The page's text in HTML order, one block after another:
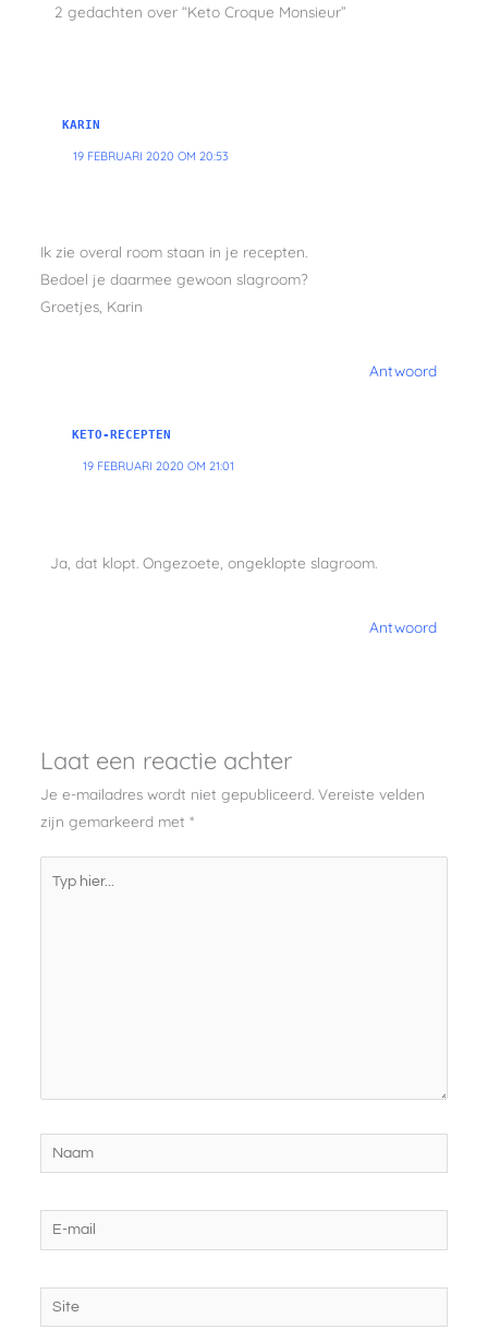
2 gedachten over “Keto Croque Monsieur”
KARIN
19 FEBRUARI 2020 OM 20:53
Ik zie overal room staan in je recepten.
Bedoel je daarmee gewoon slagroom?
Groetjes, Karin
Antwoord
KETO-RECEPTEN
19 FEBRUARI 2020 OM 21:01
Ja, dat klopt. Ongezoete, ongeklopte slagroom.
Antwoord
Laat een reactie achter
Je e-mailadres wordt niet gepubliceerd. Vereiste velden
zijn gemarkeerd met *
Naam
mail
Site